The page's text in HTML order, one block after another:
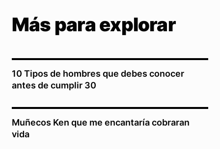
Más para explorar
10 Tipos de hombres que debes conocer
antes de cumplir 30
Muñecos Ken que me encantaría cobraran
vida